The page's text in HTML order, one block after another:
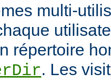
multi-
répertoire
. Les